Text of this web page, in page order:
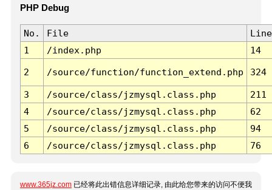
PHP Debug
No. File
Line
1
/index.php 14
2 /source/function/function_extend.php 324
3 /source/class/jzmysql.class.php
211
4
/source/class/jzmysql.class.php
62
5
/source/class/jzmysql.class.php
94
6
/source/class/jzmysql.class.php 76
www.365jz.com 已经将此出错信息详细记录, 由此给您带来的访问不便我